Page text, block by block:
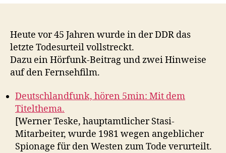
Heute vor 45 Jahren wurde in der DDR das
letzte Todesurteil vollstreckt.
Dazu ein Hörfunk-Beitrag und zwei Hinweise
auf den Fernsehfilm.
Deutschlandfunk, hören 5min: Mit dem
Titelthema.
[Werner Teske, hauptamtlicher Stasi-
Mitarbeiter, wurde 1981 wegen angeblicher
Spionage für den Westen zum Tode verurteilt.